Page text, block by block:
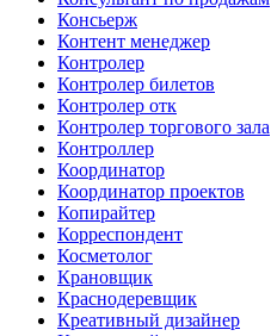
Консьерж
Контент менеджер
Контролер
Контролер билетов
Контролер отк
Контролер торгового зала
Контроллер
Координатор
Координатор проектов
Копирайтер
Корреспондент
Косметолог
Крановщик
Краснодеревщик
Креативный дизайнер